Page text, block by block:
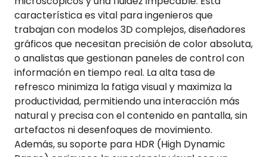
característica es vital para ingenieros que
trabajan con modelos 3D complejos, diseñadores
gráficos que necesitan precisión de color absoluta,
o analistas que gestionan paneles de control con
información en tiempo real. La alta tasa de
refresco minimiza la fatiga visual y maximiza la
productividad, permitiendo una interacción más
natural y precisa con el contenido en pantalla, sin
artefactos ni desenfoques de movimiento.
Además, su soporte para HDR (High Dynamic